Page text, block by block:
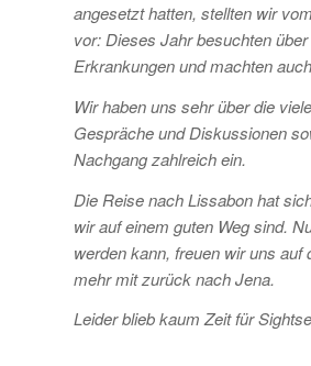
angesetzt hatten, stellten wir
vor: Dieses Jahr besuchten
Erkrankungen und machten
Wir haben uns sehr über die
Gespräche und Diskussionen
Nachgang zahlreich ein.
Die Reise nach Lissabon hat
wir auf einem guten Weg sind.
werden kann, freuen wir uns
mehr mit zurück nach Jena.
Leider blieb kaum Zeit für